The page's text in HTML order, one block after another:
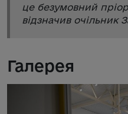
це безумовний
відзначив очільник
Галерея